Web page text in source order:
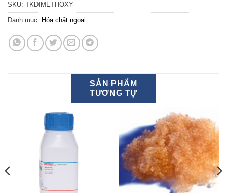
SKU: TKDIMETHOXY
Danh mục: Hóa chất ngoại
SẢN PHẨM
TƯƠNG TỰ